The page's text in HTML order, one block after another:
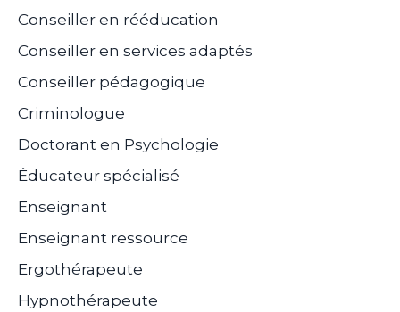
Conseiller en rééducation
Conseiller en services adaptés
Conseiller pédagogique
Criminologue
Doctorant en Psychologie
Éducateur spécialisé
Enseignant
Enseignant ressource
Ergothérapeute
Hypnothérapeute